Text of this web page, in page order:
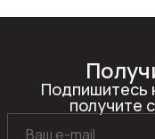
Подпишитесь
получите